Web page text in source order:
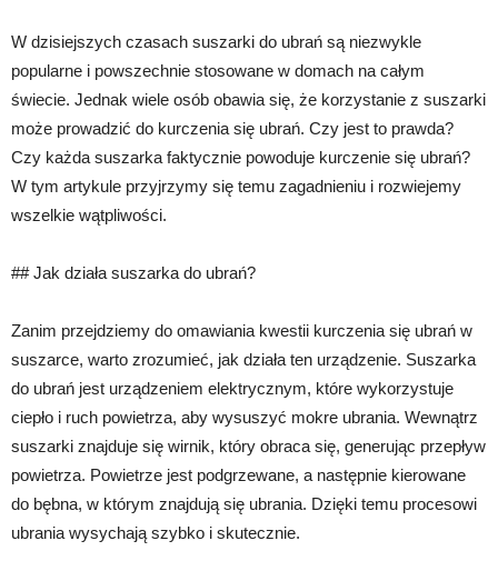
W dzisiejszych czasach suszarki do ubrań są niezwykle
popularne i powszechnie stosowane w domach na całym
świecie. Jednak wiele osób obawia się, że korzystanie z suszarki
może prowadzić do kurczenia się ubrań. Czy jest to prawda?
Czy każda suszarka faktycznie powoduje kurczenie się ubrań?
W tym artykule przyjrzymy się temu zagadnieniu i rozwiejemy
wszelkie wątpliwości.
## Jak działa suszarka do ubrań?
Zanim przejdziemy do omawiania kwestii kurczenia się ubrań w
suszarce, warto zrozumieć, jak działa ten urządzenie. Suszarka
do ubrań jest urządzeniem elektrycznym, które wykorzystuje
ciepło i ruch powietrza, aby wysuszyć mokre ubrania. Wewnątrz
suszarki znajduje się wirnik, który obraca się, generując przepływ
powietrza. Powietrze jest podgrzewane, a następnie kierowane
do bębna, w którym znajdują się ubrania. Dzięki temu procesowi
ubrania wysychają szybko i skutecznie.